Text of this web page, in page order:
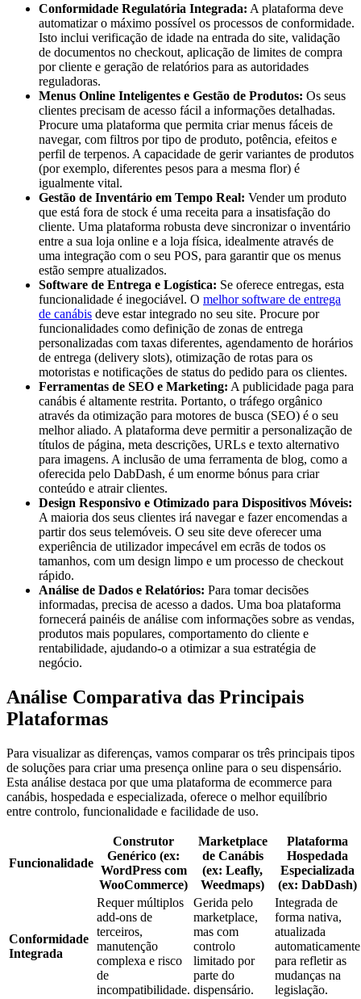
Conformidade Regulatória Integrada: A plataforma deve
automatizar o máximo possível os processos de conformidade.
Isto inclui verificação de idade na entrada do site, validação
de documentos no checkout, aplicação de limites de compra
por cliente e geração de relatórios para as autoridades
reguladoras.
Menus Online Inteligentes e Gestão de Produtos: Os seus
clientes precisam de acesso fácil a informações detalhadas.
Procure uma plataforma que permita criar menus fáceis de
navegar, com filtros por tipo de produto, potência, efeitos e
perfil de terpenos. A capacidade de gerir variantes de produtos
(por exemplo, diferentes pesos para a mesma flor) é
igualmente vital.
Gestão de Inventário em Tempo Real: Vender um produto
que está fora de stock é uma receita para a insatisfação do
cliente. Uma plataforma robusta deve sincronizar o inventário
entre a sua loja online e a loja física, idealmente através de
uma integração com o seu POS, para garantir que os menus
estão sempre atualizados.
Software de Entrega e Logística: Se oferece entregas, esta
funcionalidade é inegociável. O melhor software de entrega
de canábis deve estar integrado no seu site. Procure por
funcionalidades como definição de zonas de entrega
personalizadas com taxas diferentes, agendamento de horários
de entrega (delivery slots), otimização de rotas para os
motoristas e notificações de status do pedido para os clientes.
Ferramentas de SEO e Marketing: A publicidade paga para
canábis é altamente restrita. Portanto, o tráfego orgânico
através da otimização para motores de busca (SEO) é o seu
melhor aliado. A plataforma deve permitir a personalização de
títulos de página, meta descrições, URLs e texto alternativo
para imagens. A inclusão de uma ferramenta de blog, como a
oferecida pelo DabDash, é um enorme bónus para criar
conteúdo e atrair clientes.
Design Responsivo e Otimizado para Dispositivos Móveis:
A maioria dos seus clientes irá navegar e fazer encomendas a
partir dos seus telemóveis. O seu site deve oferecer uma
experiência de utilizador impecável em ecrãs de todos os
tamanhos, com um design limpo e um processo de checkout
rápido.
Análise de Dados e Relatórios: Para tomar decisões
informadas, precisa de acesso a dados. Uma boa plataforma
fornecerá painéis de análise com informações sobre as vendas,
produtos mais populares, comportamento do cliente e
rentabilidade, ajudando-o a otimizar a sua estratégia de
negócio.
Análise Comparativa das Principais
Plataformas
Para visualizar as diferenças, vamos comparar os três principais tipos
de soluções para criar uma presença online para o seu dispensário.
Esta análise destaca por que uma plataforma de ecommerce para
canábis, hospedada e especializada, oferece o melhor equilíbrio
entre controlo, funcionalidade e facilidade de uso.
Funcionalidade
Construtor
Genérico (ex:
WordPress com
WooCommerce)
Marketplace
de Canábis
(ex: Leafly,
Weedmaps)
Plataforma
Hospedada
Especializada
(ex: DabDash)
Conformidade
Integrada
Requer múltiplos
add-ons de
terceiros,
manutenção
complexa e risco
de
incompatibilidade.
Gerida pelo
marketplace,
mas com
controlo
limitado por
parte do
dispensário.
Integrada de
forma nativa,
atualizada
automaticamente
para refletir as
mudanças na
legislação.